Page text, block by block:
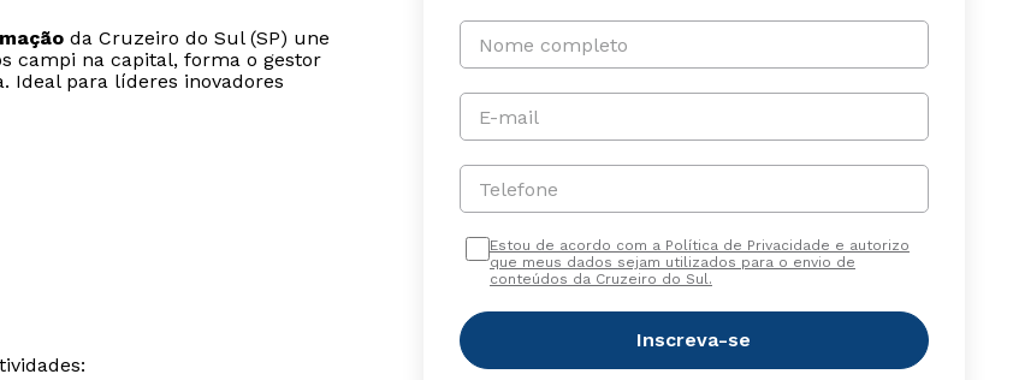
da Cruzeiro do Sul (SP) une
campi na capital, forma o gestor
Ideal para líderes inovadores
Nome completo
E-mail
Telefone
Estou de acordo com a Política de Privacidade e autorizo
que meus dados sejam utilizados para o envio de
conteúdos da Cruzeiro do Sul.
Inscreva-se